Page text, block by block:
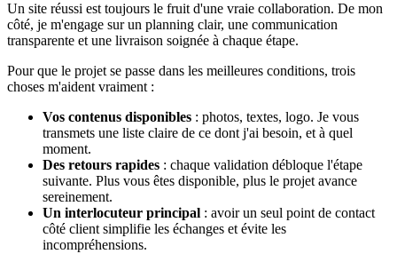
Un site réussi est toujours le fruit d'une vraie collaboration. De mon
côté, je m'engage sur un planning clair, une communication
transparente et une livraison soignée à chaque étape.
Pour que le projet se passe dans les meilleures conditions, trois
choses m'aident vraiment :
Vos contenus disponibles : photos, textes, logo. Je vous
transmets une liste claire de ce dont j'ai besoin, et à quel
moment.
Des retours rapides : chaque validation débloque l'étape
suivante. Plus vous êtes disponible, plus le projet avance
sereinement.
Un interlocuteur principal : avoir un seul point de contact
côté client simplifie les échanges et évite les
incompréhensions.